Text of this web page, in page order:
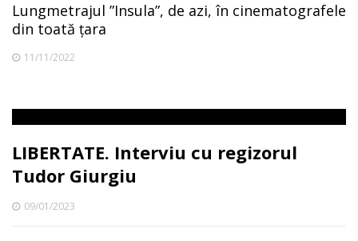
Lungmetrajul ”Insula”, de azi, în cinematografele
din toată țara
11/11/2022
LIBERTATE. Interviu cu regizorul
Tudor Giurgiu
09/01/2023